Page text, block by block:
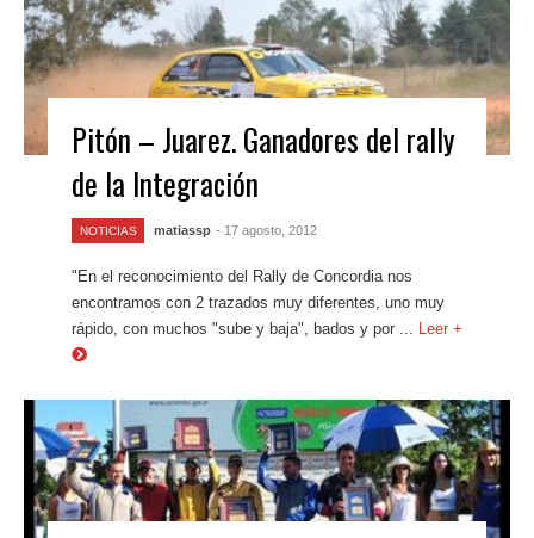
Pitón – Juarez. Ganadores del rally
de la Integración
NOTICIAS matiassp - 17 agosto, 2012
"En el reconocimiento del Rally de Concordia nos
encontramos con 2 trazados muy diferentes, uno muy
rápido, con muchos "sube y baja", bados y por ...
Leer +